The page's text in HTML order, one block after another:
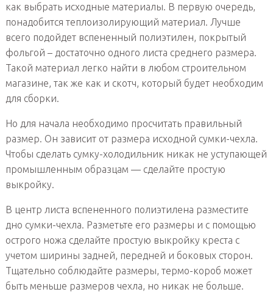
как выбрать исходные материалы. В первую очередь,
понадобится теплоизолирующий материал. Лучше
всего подойдет вспененный полиэтилен, покрытый
фольгой – достаточно одного листа среднего размера.
Такой материал легко найти в любом строительном
магазине, так же как и скотч, который будет необходим
для сборки.
Но для начала необходимо просчитать правильный
размер. Он зависит от размера исходной сумки-чехла.
Чтобы сделать сумку-холодильник никак не уступающей
промышленным образцам — сделайте простую
выкройку.
В центр листа вспененного полиэтилена разместите
дно сумки-чехла. Разметьте его размеры и с помощью
острого ножа сделайте простую выкройку креста с
учетом ширины задней, передней и боковых сторон.
Тщательно соблюдайте размеры, термо-короб может
быть меньше размеров чехла, но никак не больше.